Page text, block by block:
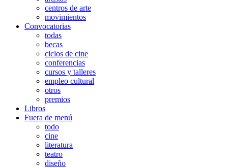
centros de arte
movimientos
Convocatorias
todas
becas
ciclos de cine
conferencias
cursos y talleres
empleo cultural
otros
premios
Libros
Fuera de menú
todo
cine
literatura
teatro
diseño